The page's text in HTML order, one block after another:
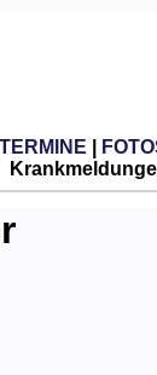
TERMINE